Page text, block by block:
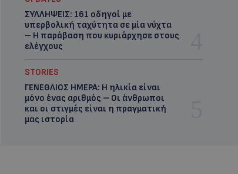
ΣΥΛΛΗΨΕΙΣ: 161 οδηγοί με
υπερβολική ταχύτητα σε μία νύχτα
– Η παράβαση που κυριάρχησε στους
ελέγχους
STORIES
ΓΕΝΕΘΛΙΟΣ ΗΜΕΡΑ: Η ηλικία είναι
μόνο ένας αριθμός – Οι άνθρωποι
και οι στιγμές είναι η πραγματική
μας ιστορία